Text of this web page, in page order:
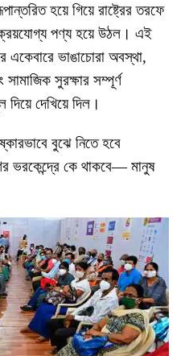
হয়ে গিয়ে রাষ্ট্রের তরফে
ক্রয়যোগ্য পণ্য হয়ে উঠল। এই
একেবারে ভাঙাচোরা অবস্থা,
সামাজিক সুরক্ষার সম্পূর্ণ
দেখিয়ে দিল।
বুঝে নিতে হবে
ভরকেন্দ্রে কে থাকবে— মানুষ